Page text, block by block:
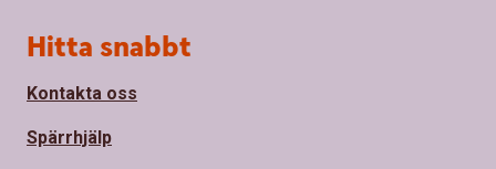
Sidfot
Hitta snabbt
Kontakta oss
Spärrhjälp